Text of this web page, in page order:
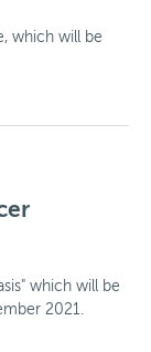
which will be
which will be
2021.